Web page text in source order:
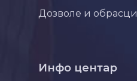
Дозволе и обрасци
Инфо центар